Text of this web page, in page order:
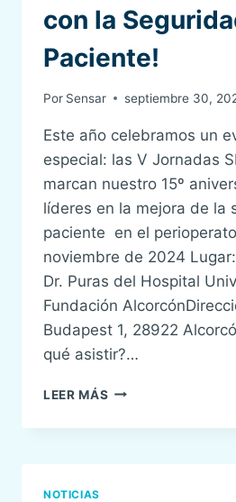
con la
Paciente!
Por Sensar septiembre 30,
Este año celebramos un
especial: las V Jornadas
marcan nuestro 15º
líderes en la mejora de la
paciente en el
noviembre de 2024
Dr. Puras del Hospital
Fundación
Budapest 1, 28922
qué asistir?…
LEER MÁS ¡ÚNETE
LAS
NOTICIAS